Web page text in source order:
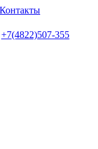
Контакты
+7(4822)507-355